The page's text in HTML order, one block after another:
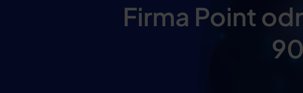
Firma Point